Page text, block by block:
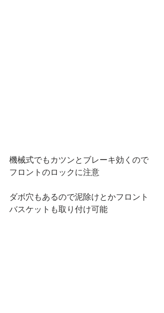
機械式でもカツンとブレーキ効くので
フロントのロックに注意
ダボ穴もあるので泥除けとかフロント
バスケットも取り付け可能